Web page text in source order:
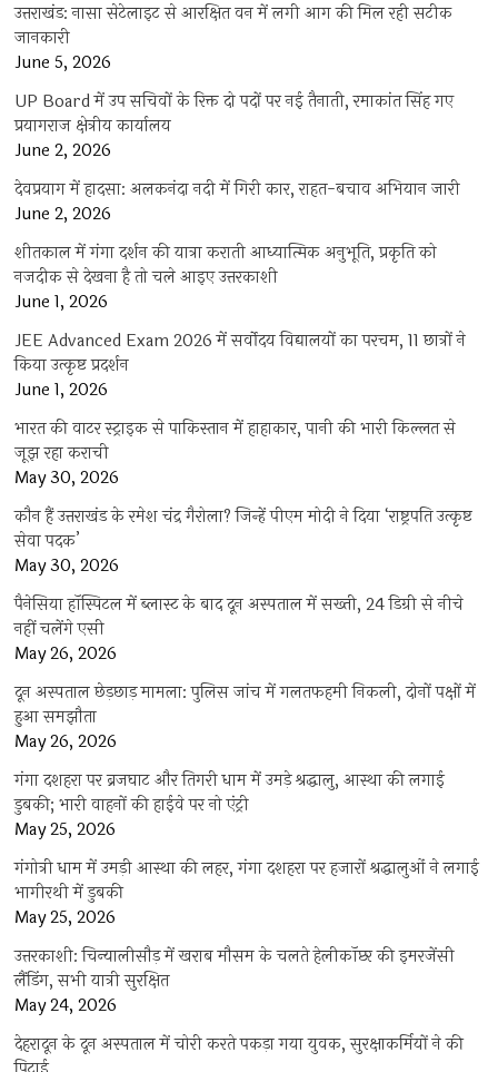
उत्तराखंड: नासा सेटेलाइट से आरक्षित वन में लगी आग की मिल रही सटीक
जानकारी
June 5, 2026
UP Board में उप सचिवों के रिक्त दो पदों पर नई तैनाती, रमाकांत सिंह गए
प्रयागराज क्षेत्रीय कार्यालय
June 2, 2026
देवप्रयाग में हादसा: अलकनंदा नदी में गिरी कार, राहत-बचाव अभियान जारी
June 2, 2026
शीतकाल में गंगा दर्शन की यात्रा कराती आध्यात्मिक अनुभूति, प्रकृति को
नजदीक से देखना है तो चले आइए उत्तरकाशी
June 1, 2026
JEE Advanced Exam 2026 में सर्वोदय विद्यालयों का परचम, 11 छात्रों ने
किया उत्कृष्ट प्रदर्शन
June 1, 2026
भारत की वाटर स्ट्राइक से पाकिस्तान में हाहाकार, पानी की भारी किल्लत से
जूझ रहा कराची
May 30, 2026
कौन हैं उत्तराखंड के रमेश चंद्र गैरोला? जिन्हें पीएम मोदी ने दिया ‘राष्ट्रपति उत्कृष्ट
सेवा पदक’
May 30, 2026
पैनेसिया हॉस्पिटल में ब्लास्ट के बाद दून अस्पताल में सख्ती, 24 डिग्री से नीचे
नहीं चलेंगे एसी
May 26, 2026
दून अस्पताल छेड़छाड़ मामला: पुलिस जांच में गलतफहमी निकली, दोनों पक्षों में
हुआ समझौता
May 26, 2026
गंगा दशहरा पर ब्रजघाट और तिगरी धाम में उमड़े श्रद्धालु, आस्था की लगाई
डुबकी; भारी वाहनों की हाईवे पर नो एंट्री
May 25, 2026
गंगोत्री धाम में उमड़ी आस्था की लहर, गंगा दशहरा पर हजारों श्रद्धालुओं ने लगाई
भागीरथी में डुबकी
May 25, 2026
उत्तरकाशी: चिन्यालीसौड़ में खराब मौसम के चलते हेलीकॉप्टर की इमरजेंसी
लैंडिंग, सभी यात्री सुरक्षित
May 24, 2026
देहरादून के दून अस्पताल में चोरी करते पकड़ा गया युवक, सुरक्षाकर्मियों ने की